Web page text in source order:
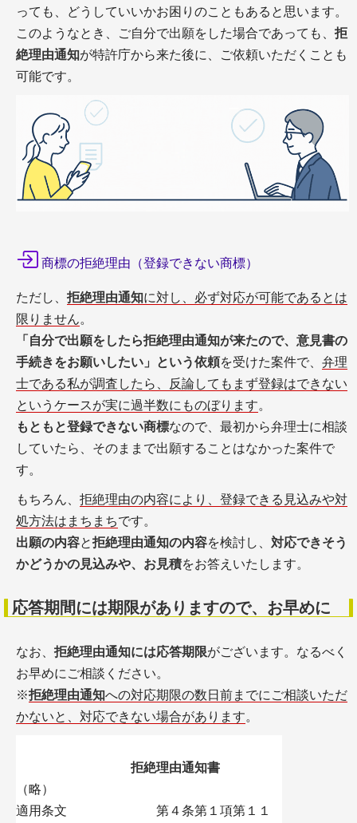
っても、どうしていいかお困りのこともあると思います。
このようなとき、ご自分で出願をした場合であっても、 拒
絶理由通知が特許庁から来た後に、ご依頼いただくことも
可能です。
商標の拒絶理由（登録できない商標）
ただし、 拒絶理由通知に対し、必ず対応が可能であるとは
限りません。
「自分で出願をしたら拒絶理由通知が来たので、意見書の
手続きをお願いしたい」という依頼を受けた案件で、 弁理
士である私が調査したら、反論してもまず登録はできない
というケースが実に過半数にものぼります。
もともと登録できない商標なので、最初から弁理士に相談
していたら、そのままで出願することはなかった案件で
す。
もちろん、 拒絶理由の内容により、登録できる見込みや対
処方法はまちまちです。
出願の内容と拒絶理由通知の内容を検討し、 対応できそう
かどうかの見込みや、お見積をお答えいたします。
応答期間には期限がありますので、お早めに
なお、 拒絶理由通知には応答期限がございます。なるべく
お早めにご相談ください。
※拒絶理由通知への対応期限の数日前までにご相談いただ
かないと、対応できない場合があります。
拒絶理由通知書
（略）
適用条文 第４条第１項第１１